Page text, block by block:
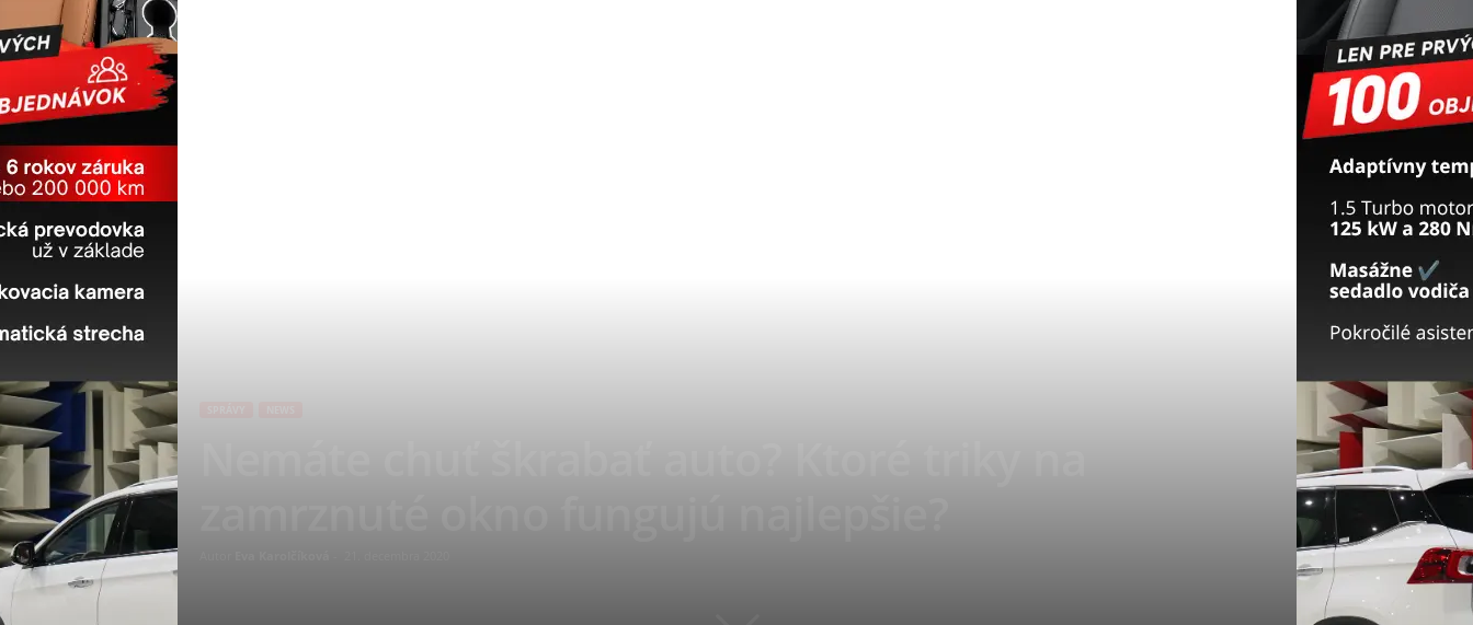
zamrznuté okno fungujú najlepšie?